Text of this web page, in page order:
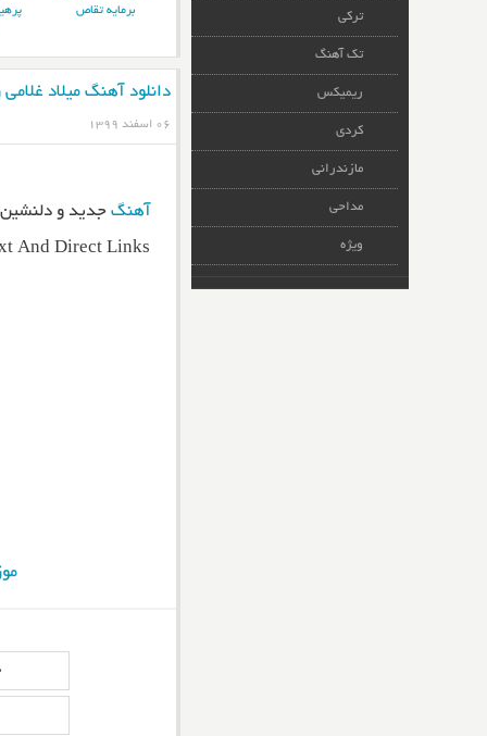
برمایه تقاص
دانلود آهنگ میلاد
۰۶ اسفند ۱۳۹۹
آهنگ جدید و دلنشین میلاد
And Direct Links
ترکی
تک آهنگ
ریمیکس
کردی
مازندرانی
مداحی
ویژه